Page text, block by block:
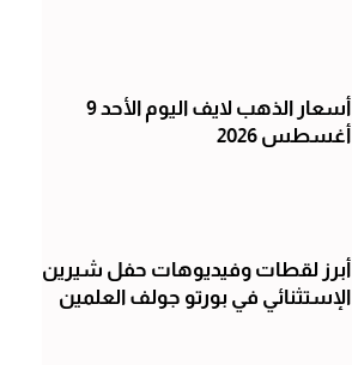
أسعار الذهب لايف اليوم الأحد 9
أغسطس 2026
أبرز لقطات وفيديوهات حفل شيرين
الإستثنائي في بورتو جولف العلمين